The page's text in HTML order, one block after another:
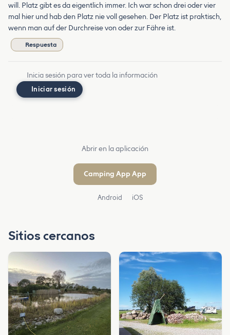
will. Platz gibt es da eigentlich immer. Ich war schon drei oder vier
mal hier und hab den Platz nie voll gesehen. Der Platz ist praktisch,
wenn man auf der Durchreise von oder zur Fähre ist.
Respuesta
Inicia sesión para ver toda la información
Iniciar sesión
Abrir en la aplicación
Camping App App
Android iOS
Sitios cercanos